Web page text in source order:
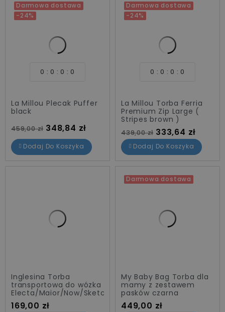
Darmowa dostawa
-24%
0 0 0 0
La Millou Plecak Puffer
black
Cena standardowa
459,00 zł Cena
348,84 zł
Dodaj Do Koszyka
Darmowa dostawa
-24%
0 0 0 0
La Millou Torba Ferria
Premium Zip Large (
Stripes brown )
Cena standardowa
439,00 zł Cena
333,64 zł
Dodaj Do Koszyka
Inglesina Torba
transportowa do wózka
Electa/Maior/Now/Sketch
Cena
169,00 zł
Darmowa dostawa
My Baby Bag Torba dla
mamy z zestawem
pasków czarna
Cena
449,00 zł